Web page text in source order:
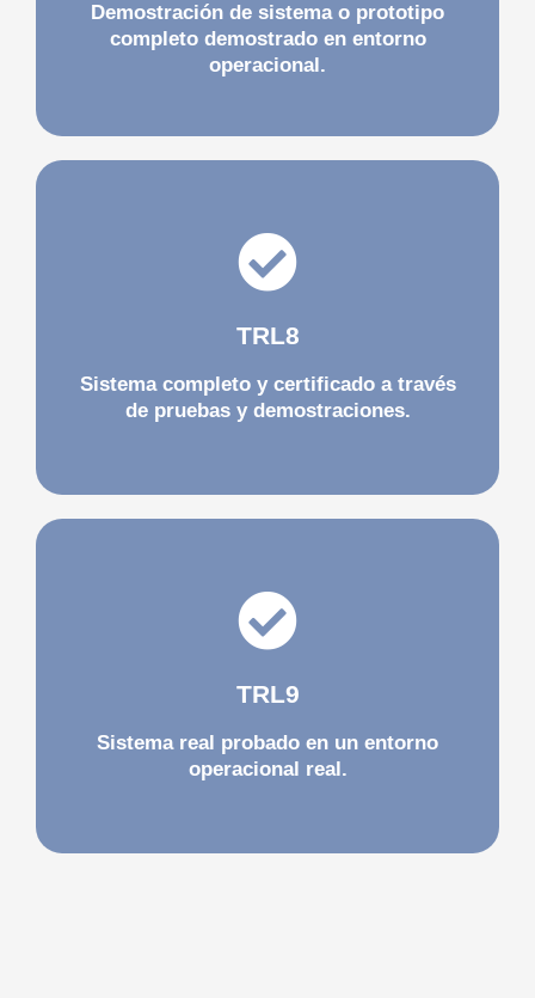
Demostración de sistema o prototipo
completo demostrado en entorno
operacional.
El sistema se encuentra o está próximo a
operar en escala precomercial. Es posible
TRL8
Sistema completo y certificado a través
de pruebas y demostraciones.
Las tecnologías han sido probadas en su
operacionales, habiendo alcanzado en
sistema.
TRL9
Sistema real probado en un entorno
operacional real.
probado y disponible para su